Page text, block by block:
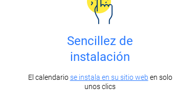
Sencillez de
instalación
El calendariose instala en su sitio web en solo
unos clics